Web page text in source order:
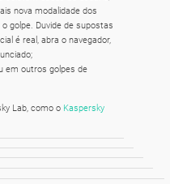
nova modalidade dos
golpe. Duvide de supostas
é real, abra o navegador,
em outros golpes de
Lab, como o Kaspersky